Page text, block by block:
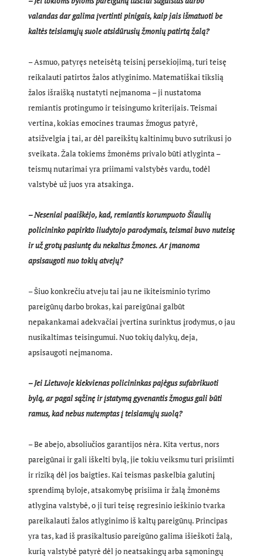
valandas dar galima įvertinti pinigais, kaip jais išmatuoti be
kaltės teisiamųjų suole atsidūrusių žmonių patirtą žalą?
– Asmuo, patyręs neteisėtą teisinį persekiojimą, turi teisę
reikalauti patirtos žalos atlyginimo. Matematiškai tikslią
žalos išraišką nustatyti neįmanoma – ji nustatoma
remiantis protingumo ir teisingumo kriterijais. Teismai
vertina, kokias emocines traumas žmogus patyrė,
atsižvelgia į tai, ar dėl pareikštų kaltinimų buvo sutrikusi jo
sveikata. Žala tokiems žmonėms privalo būti atlyginta –
teismų nutarimai yra priimami valstybės vardu, todėl
valstybė už juos yra atsakinga.
– Neseniai paaiškėjo, kad, remiantis korumpuoto Šiaulių
policininko papirkto liudytojo parodymais, teismai buvo nuteisę
ir už grotų pasiuntę du nekaltus žmones. Ar įmanoma
apsisaugoti nuo tokių atvejų?
– Šiuo konkrečiu atveju tai jau ne ikiteisminio tyrimo
pareigūnų darbo brokas, kai pareigūnai galbūt
nepakankamai adekvačiai įvertina surinktus įrodymus, o jau
nusikaltimas teisingumui. Nuo tokių dalykų, deja,
apsisaugoti neįmanoma.
– Jei Lietuvoje kiekvienas policininkas pajėgus sufabrikuoti
bylą, ar pagal sąžinę ir įstatymą gyvenantis žmogus gali būti
ramus, kad nebus nutemptas į teisiamųjų suolą?
– Be abejo, absoliučios garantijos nėra. Kita vertus, nors
pareigūnai ir gali iškelti bylą, jie tokiu veiksmu turi prisiimti
ir riziką dėl jos baigties. Kai teismas paskelbia galutinį
sprendimą byloje, atsakomybę prisiima ir žalą žmonėms
atlygina valstybė, o ji turi teisę regresinio ieškinio tvarka
pareikalauti žalos atlyginimo iš kaltų pareigūnų. Principas
yra tas, kad iš prasikaltusio pareigūno galima išieškoti žalą,
kurią valstybė patyrė dėl jo neatsakingų arba sąmoningų